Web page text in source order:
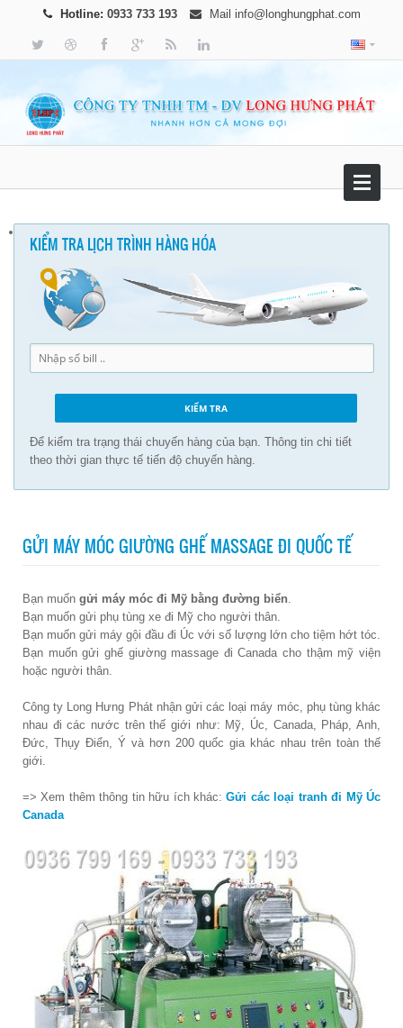
Hotline: 0933 733 193 Mail info@longhungphat.com
KIỂM TRA LỊCH TRÌNH HÀNG HÓA
Để kiểm tra trạng thái chuyến hàng của bạn. Thông tin chi tiết
theo thời gian thực tế tiến độ chuyến hàng.
GỬI MÁY MÓC GIƯỜNG GHẾ MASSAGE ĐI QUỐC TẾ
Bạn muốn gửi máy móc đi Mỹ bằng đường biển
Bạn muốn gửi phụ tùng xe đi Mỹ cho người thân.
Bạn muốn gửi máy gội đầu đi Úc với số lượng lớn cho tiệm hớt tóc.
Bạn muốn gửi ghế giường massage đi Canada cho thậm mỹ viện
hoặc người thân.
Công ty Long Hưng Phát nhận gửi các loại máy móc, phụ tùng khác
nhau đi các nước trên thế giới như: Mỹ, Úc, Canada, Pháp, Anh,
Đức, Thụy Điển, Ý và hơn 200 quốc gia khác nhau trên toàn thế
giới.
=> Xem thêm thông tin hữu ích khác:Gửi các loại tranh đi Mỹ Úc
Canada